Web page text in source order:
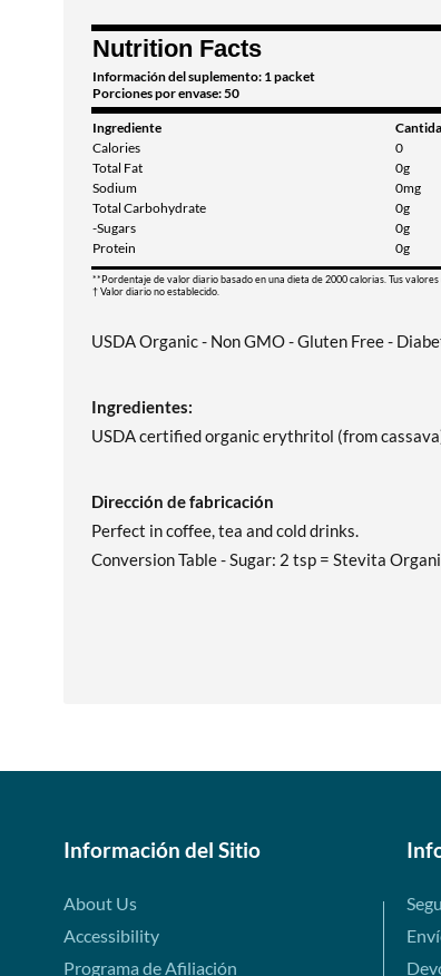
Nutrition Facts
Información del suplemento: 1 packet
Porciones por envase: 50
Ingrediente
Calories
0
Total Fat
0g
Sodium
0mg
Total Carbohydrate
0g
-Sugars
0g
Protein
0g
**Pordentaje de valor diario basado en una dieta de 2000 calorias. Tus
† Valor diario no establecido.
USDA Organic - Non GMO - Gluten Free -
Ingredientes:
USDA certified organic erythritol (from
Dirección de fabricación
Perfect in coffee, tea and cold drinks.
Conversion Table - Sugar: 2 tsp = Stevita
Información del Sitio
About Us
Accessibility
Programa de Afiliación